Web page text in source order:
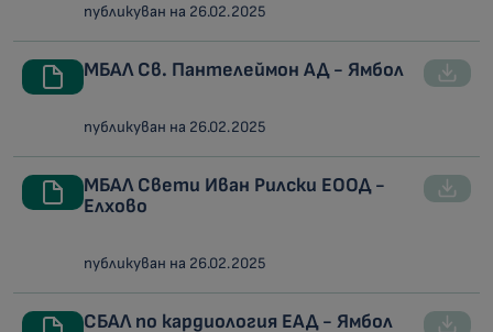
публикуван на 26.02.2025
МБАЛ Св. Пантелеймон АД - Ямбол
публикуван на 26.02.2025
МБАЛ Свети Иван Рилски ЕООД -
Елхово
публикуван на 26.02.2025
СБАЛ по кардиология ЕАД - Ямбол